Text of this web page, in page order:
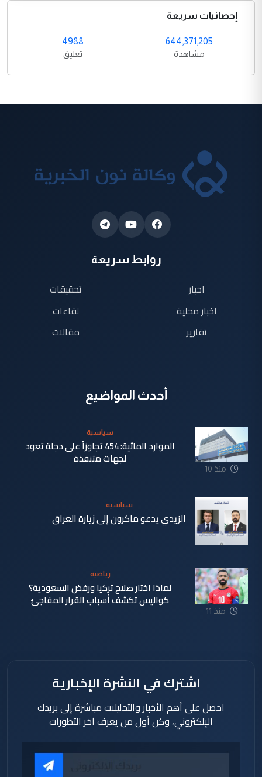
إحصائيات سريعة
644,371,205
مشاهدة
4988
تعليق
روابط سريعة
اخبار
اخبار محلية
تقارير
تحقيقات
لقاءات
مقالات
أحدث المواضيع
منذ 10
سياسية
الموارد المائية: 454 تجاوزاً على دجلة تعود
لجهات متنفذة
ساعة
سياسية
الزيدي يدعو ماكرون إلى زيارة العراق
منذ 11
رياضية
لماذا اختار صلاح تركيا ورفض السعودية؟
كواليس تكشف أسباب القرار المفاجئ
اشترك في النشرة الإخبارية
احصل على أهم الأخبار والتحليلات مباشرة إلى بريدك
الإلكتروني، وكن أول من يعرف آخر التطورات